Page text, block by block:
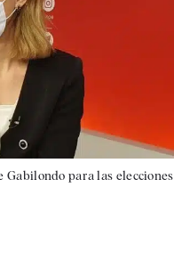
Gabilondo para las elecciones